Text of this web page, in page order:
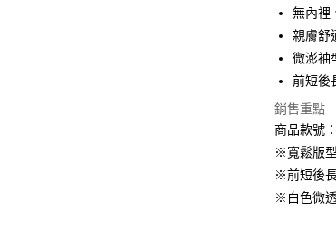
超商取貨
LINE Pay
街口支付
運送方式
全家取貨
每筆
無內裡
親膚舒
微澎袖
前短後
銷售重點
商品款號
※寬鬆版
※前短後
※白色微